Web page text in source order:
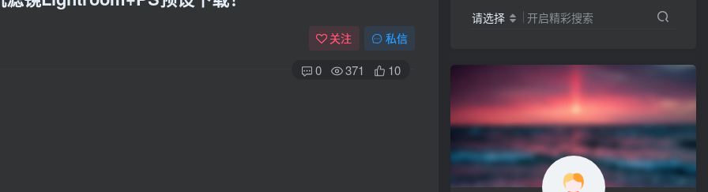
关注 私信
0 371 10
请选择 开启精彩搜索